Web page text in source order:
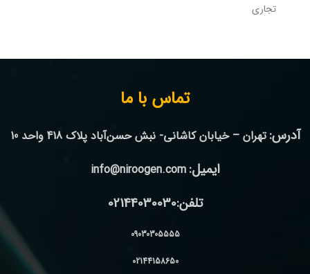
تجاری
تماس با ما
آدرس: تهران – خیابان کاشانی- نبش حسن‌آباد پلاک 418 واحد 10
ایمیل: info@niroogen.com
تلفن:02144030030
09030305555
02144158650